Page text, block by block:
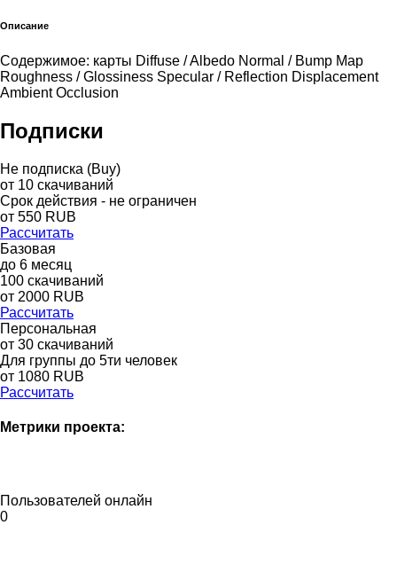
Описание
Содержимое: карты Diffuse / Albedo Normal / Bump Map
Roughness / Glossiness Specular / Reflection Displacement
Ambient Occlusion
Подписки
Не подписка (Buy)
от 10 скачиваний
Срок действия - не ограничен
от 550 RUB
Рассчитать
Базовая
до 6 месяц
100 скачиваний
от 2000 RUB
Рассчитать
Персональная
от 30 скачиваний
Для группы до 5ти человек
от 1080 RUB
Рассчитать
Метрики проекта:
Пользователей онлайн
0